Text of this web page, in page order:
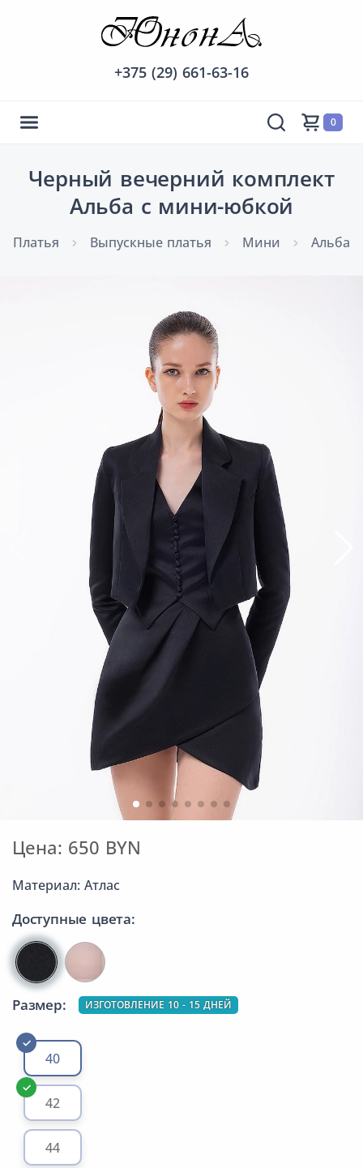
+375 (29) 661-63-16
0
Черный вечерний комплект
Альба с мини-юбкой
Платья Выпускные платья Мини Альба
Цена: 650 BYN
Материал: Атлас
Доступные цвета:
Размер: ИЗГОТОВЛЕНИЕ 10 - 15 ДНЕЙ
40
42
44